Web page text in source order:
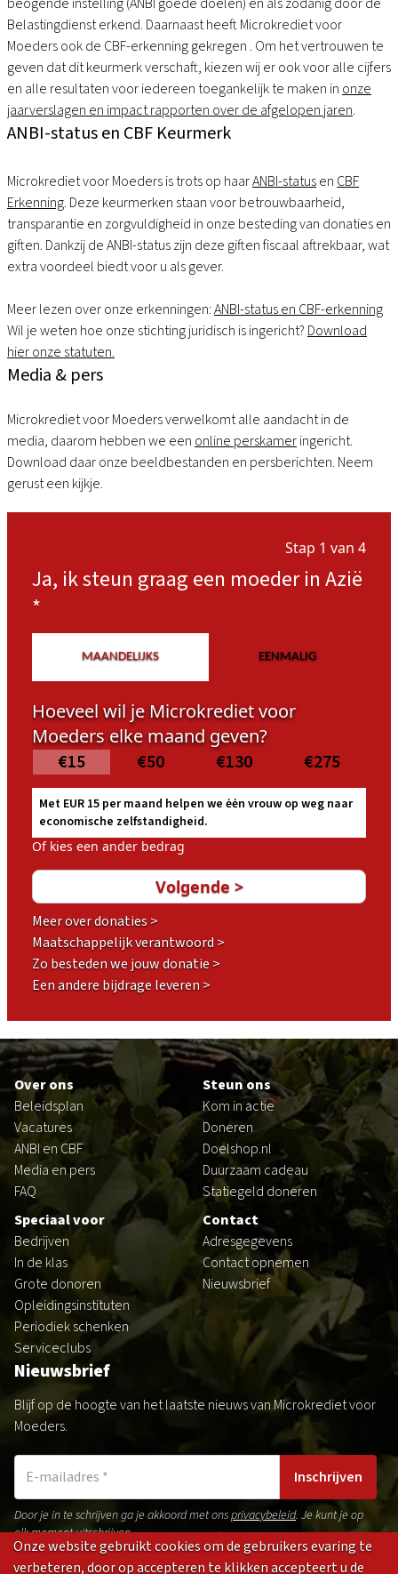
Belastingdienst erkend. Daarnaast heeft Microkrediet voor
Moeders ook de CBF-erkenning gekregen . Om het vertrouwen te
geven dat dit keurmerk verschaft, kiezen wij er ook voor alle cijfers
en alle resultaten voor iedereen toegankelijk te maken in onze
jaarverslagen en impact rapporten over de afgelopen jaren.
ANBI-status en CBF Keurmerk
Microkrediet voor Moeders is trots op haarANBI-statusen CBF
Erkenning. Deze keurmerken staan voor betrouwbaarheid,
transparantie en zorgvuldigheid in onze besteding van donaties en
giften. Dankzij de ANBI-status zijn deze giften fiscaal aftrekbaar, wat
extra voordeel biedt voor u als gever.
Meer lezen over onze erkenningen:ANBI-status en CBF-erkenning
Wil je weten hoe onze stichting juridisch is ingericht? Download
hier onze statuten.
Media & pers
Microkrediet voor Moeders verwelkomt alle aandacht in de
media, daarom hebben we een online perskameringericht.
Download daar onze beeldbestanden en persberichten. Neem
gerust een kijkje.
Stap 1 van 4
Ja, ik steun graag een moeder in Azië
*
MAANDELIJKS EENMALIG
Hoeveel wil je Microkrediet voor
Moeders elke maand geven?
€15 €50 €130 €275
Met EUR 15 per maand helpen we ėėn vrouw op weg naar
economische zelfstandigheid.
Of kies een ander bedrag
Meer over donaties >
Maatschappelijk verantwoord >
Zo besteden we jouw donatie >
Een andere bijdrage leveren >
Footer
Over ons
Beleidsplan
Vacatures
ANBI en CBF
Media en pers
FAQ
Steun ons
Kom in actie
Doneren
Doelshop.nl
Duurzaam cadeau
Statiegeld doneren
Speciaal voor
Bedrijven
In de klas
Grote donoren
Opleidingsinstituten
Periodiek schenken
Serviceclubs
Contact
Adresgegevens
Contact opnemen
Nieuwsbrief
Nieuwsbrief
Blijf op de hoogte van het laatste nieuws van Microkrediet voor
Moeders.
Inschrijven
Door je in te schrijven ga je akkoord met onsprivacybeleid. Je kunt je op
elk moment uitschrijven.
Onze website gebruikt cookies om de gebruikers evaring te
verbeteren, door op accepteren te klikken accepteert u de